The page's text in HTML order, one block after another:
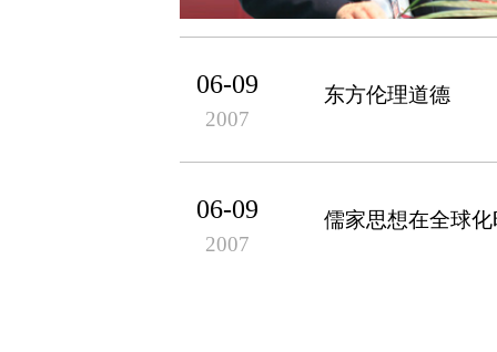
06-09
2007
东方伦理道德
06-09
2007
儒家思想在全球